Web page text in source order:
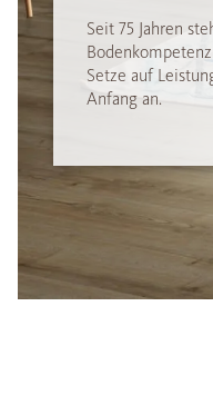
Seit 75 Jahren
Setze auf
Anfang an.